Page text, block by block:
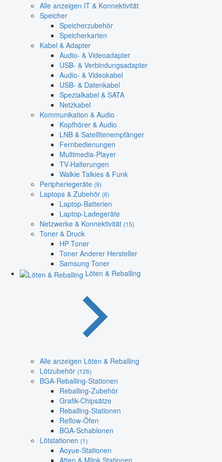
Alle anzeigen IT & Konnektivität
Speicher
Speicherzubehör
Speicherkarten
Kabel & Adapter
Audio- & Videoadapter
USB- & Verbindungsadapter
Audio- & Videokabel
USB- & Datenkabel
Spezialkabel & SATA
Netzkabel
Kommunikation & Audio
Kopfhörer & Audio
LNB & Satellitenempfänger
Fernbedienungen
Multimedia-Player
TV-Halterungen
Walkie Talkies & Funk
Peripheriegeräte (9)
Laptops & Zubehör (6)
Laptop-Batterien
Laptop-Ladegeräte
Netzwerke & Konnektivität (15)
Toner & Druck
HP Toner
Toner Anderer Hersteller
Samsung Toner
Löten & Reballing
Alle anzeigen Löten & Reballing
Lötzubehör (126)
BGA-Reballing-Stationen
Reballing-Zubehör
Grafik-Chipsätze
Reballing-Stationen
Reflow-Öfen
BGA-Schablonen
Lötstationen (1)
Aoyue-Stationen
Atten & Mlink Stationen